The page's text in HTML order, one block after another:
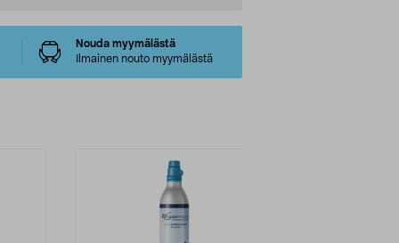
Nouda myymälästä
Ilmainen nouto myymälästä